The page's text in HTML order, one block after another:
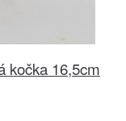
kočka 16,5cm